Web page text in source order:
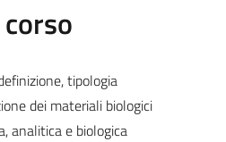
tipologia
dei materiali biologici
analitica e biologica